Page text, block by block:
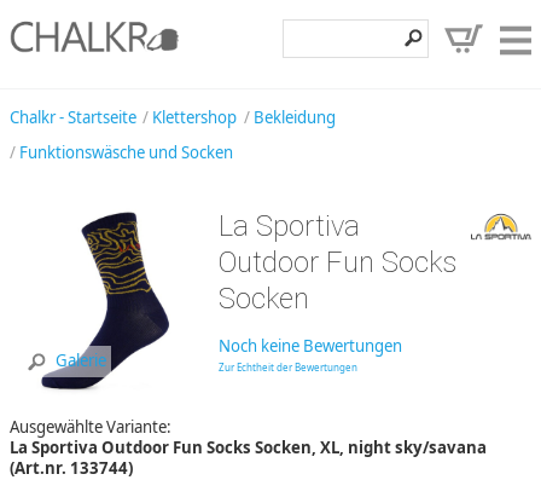
Entdecken
Angebote
Kundenbereich
Chalkr - Startseite Klettershop
Bekleidung
Funktionswäsche und Socken
Galerie
La Sportiva
Outdoor Fun Socks
Socken
Noch keine Bewertungen
Zur Echtheit der Bewertungen
Ausgewählte Variante:
La Sportiva Outdoor Fun Socks Socken, XL, night sky/savana
(Art.nr. 133744)